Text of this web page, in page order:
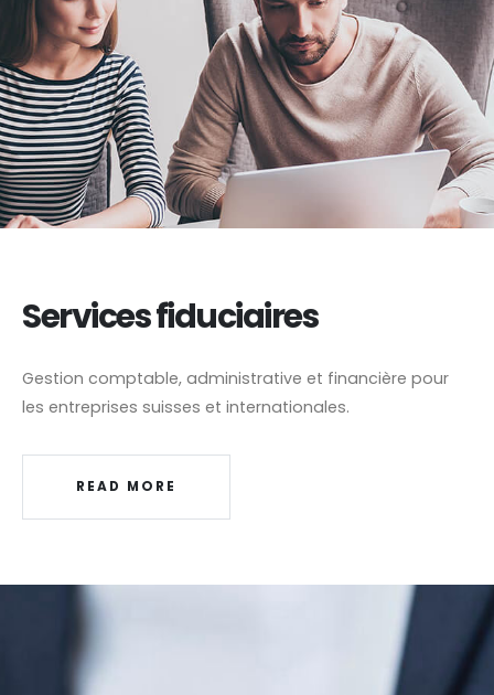
Services fiduciaires
Gestion comptable, administrative et financière pour
les entreprises suisses et internationales.
READ MORE